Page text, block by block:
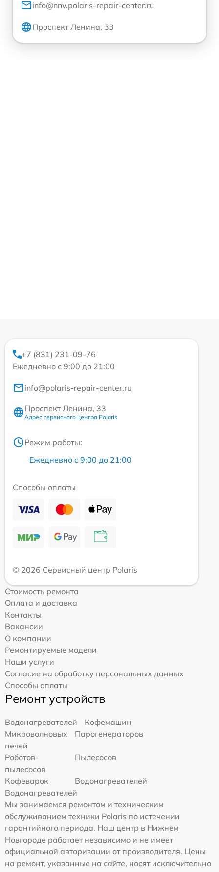
info@nnv.polaris-repair-center.ru
Проспект Ленина, 33
+7 (831) 231-09-76
Ежедневно с 9:00 до 21:00
info@polaris-repair-center.ru
Проспект Ленина, 33
Адрес сервисного центра Polaris
Режим работы:
Ежедневно с 9:00 до 21:00
Способы оплаты
© 2026 Сервисный центр Polaris
Стоимость ремонта
Оплата и доставка
Контакты
Вакансии
О компании
Ремонтируемые модели
Наши услуги
Согласие на обработку персональных данных
Способы оплаты
Ремонт устройств
Водонагревателей
Кофемашин
Микроволновых
печей
Парогенераторов
Роботов-
пылесосов
Пылесосов
Кофеварок
Водонагревателей
Водонагревателей
Мы занимаемся ремонтом и техническим
обслуживанием техники Polaris по истечении
гарантийного периода. Наш центр в Нижнем
Новгороде работает независимо и не имеет
официальной авторизации от производителя. Цены
на ремонт, указанные на сайте, носят исключительно